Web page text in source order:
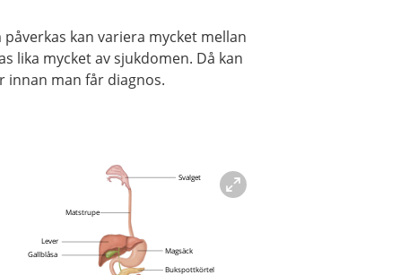
kan variera mycket mellan
lika mycket av sjukdomen. Då kan
innan man får diagnos.